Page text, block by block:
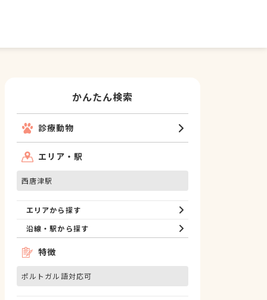
かんたん検索
診療動物
エリア・駅
西唐津駅
エリアから探す
沿線・駅から探す
特徴
ポルトガル語対応可